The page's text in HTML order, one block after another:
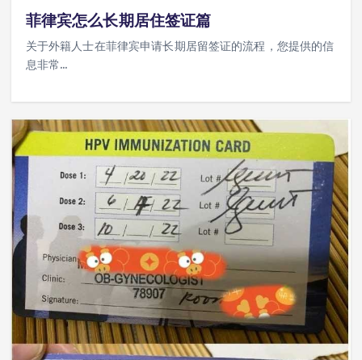
菲律宾怎么长期居住签证篇
关于外籍人士在菲律宾申请长期居留签证的流程，您提供的信
息非常…